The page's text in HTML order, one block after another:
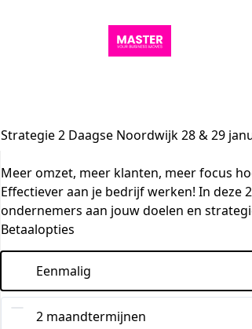
Strategie 2 Daagse Noordwijk 28 & 29
Meer omzet, meer klanten, meer focus
Effectiever aan je bedrijf werken! In deze
ondernemers aan jouw doelen en
Betaalopties
Eenmalig
2 maandtermijnen